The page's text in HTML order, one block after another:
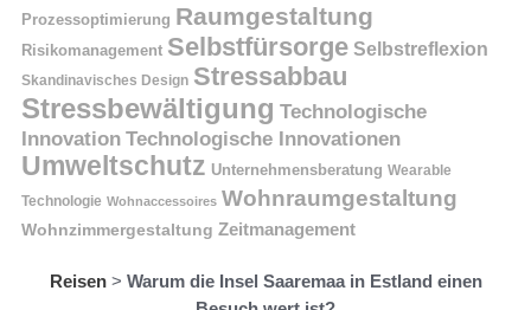
Prozessoptimierung Raumgestaltung
Risikomanagement Selbstfürsorge Selbstreflexion
Skandinavisches Design Stressabbau
Stressbewältigung Technologische
Innovation Technologische Innovationen
Umweltschutz Unternehmensberatung Wearable
Technologie Wohnaccessoires Wohnraumgestaltung
Wohnzimmergestaltung Zeitmanagement
Reisen> Warum die Insel Saaremaa in Estland einen